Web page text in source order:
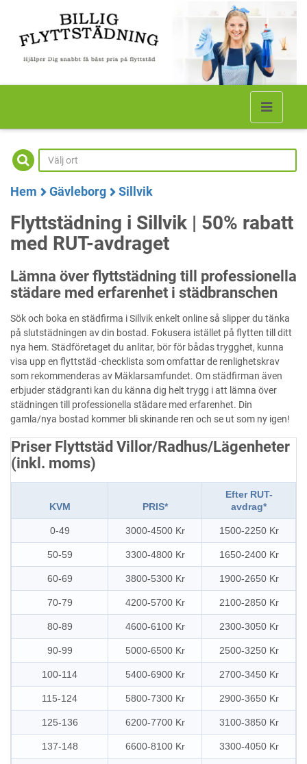
Hem Gävleborg Sillvik
Flyttstädning i Sillvik | 50% rabatt
med RUT-avdraget
Lämna över flyttstädning till professionella
städare med erfarenhet i städbranschen
Sök och boka en städfirma i Sillvik enkelt online så slipper du tänka
på slutstädningen av din bostad. Fokusera istället på flytten till ditt
nya hem. Städföretaget du anlitar, bör för bådas trygghet, kunna
visa upp en flyttstäd -checklista som omfattar de renlighetskrav
som rekommenderas av Mäklarsamfundet. Om städfirman även
erbjuder städgranti kan du känna dig helt trygg i att lämna över
städningen till professionella städare med erfarenhet. Din
gamla/nya bostad kommer bli skinande ren och se ut som ny igen!
Priser Flyttstäd Villor/Radhus/Lägenheter
(inkl. moms)
KVM PRIS*
Efter RUT-
avdrag*
0-49 3000-4500 Kr 1500-2250 Kr
50-59 3300-4800 Kr 1650-2400 Kr
60-69 3800-5300 Kr 1900-2650 Kr
70-79 4200-5700 Kr 2100-2850 Kr
80-89 4600-6100 Kr 2300-3050 Kr
90-99 5000-6500 Kr 2500-3250 Kr
100-114 5400-6900 Kr 2700-3450 Kr
115-124 5800-7300 Kr 2900-3650 Kr
125-136 6200-7700 Kr 3100-3850 Kr
137-148 6600-8100 Kr 3300-4050 Kr